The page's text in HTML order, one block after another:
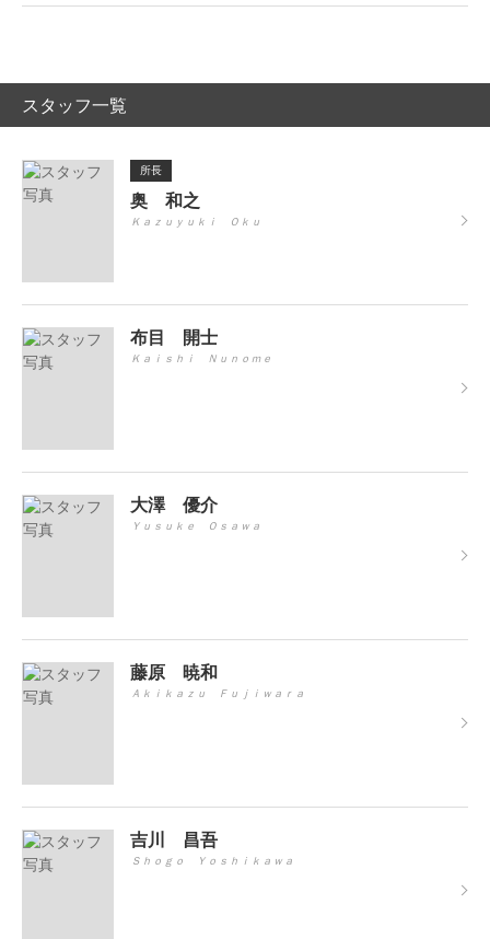
スタッフ一覧
所長
奥 和之
Ｋａｚｕｙｕｋｉ Ｏｋｕ
布目 開士
Ｋａｉｓｈｉ Ｎｕｎｏｍｅ
大澤 優介
Ｙｕｓｕｋｅ Ｏｓａｗａ
藤原 暁和
Ａｋｉｋａｚｕ Ｆｕｊｉｗａｒａ
吉川 昌吾
Ｓｈｏｇｏ Ｙｏｓｈｉｋａｗａ